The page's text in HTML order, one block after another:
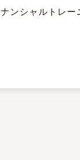
ンシャルトレ